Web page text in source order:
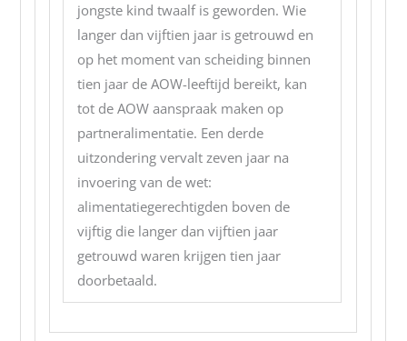
jongste kind twaalf is geworden. Wie
langer dan vijftien jaar is getrouwd en
op het moment van scheiding binnen
tien jaar de AOW-leeftijd bereikt, kan
tot de AOW aanspraak maken op
partneralimentatie. Een derde
uitzondering vervalt zeven jaar na
invoering van de wet:
alimentatiegerechtigden boven de
vijftig die langer dan vijftien jaar
getrouwd waren krijgen tien jaar
doorbetaald.